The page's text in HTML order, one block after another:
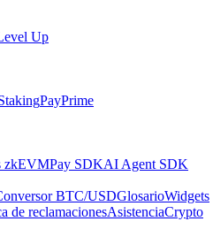
Up
PayPrime
zkEVMPay SDKAI Agent SDK
BTC/USDGlosarioWidgets
de reclamacionesAsistenciaCrypto